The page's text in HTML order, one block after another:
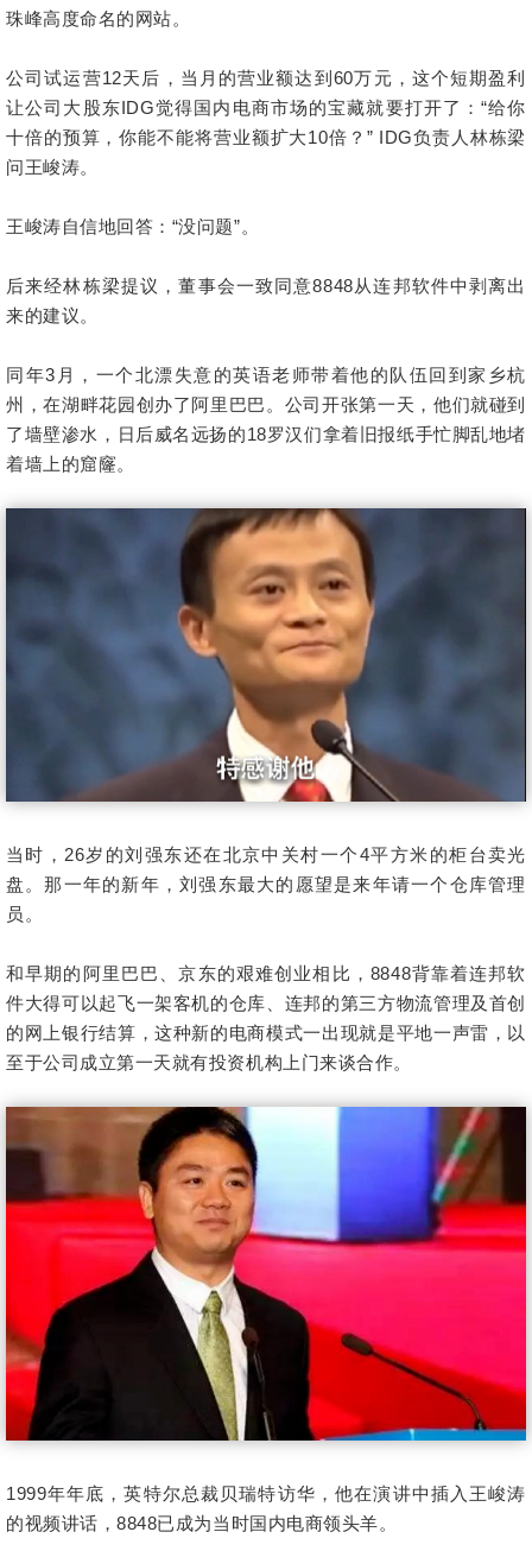
珠峰高度命名的网站。
公司试运营12天后，当月的营业额达到60万元，这个短期盈利
让公司大股东IDG觉得国内电商市场的宝藏就要打开了：“给你
十倍的预算，你能不能将营业额扩大10倍？” IDG负责人林栋梁
问王峻涛。
王峻涛自信地回答：“没问题”。
后来经林栋梁提议，董事会一致同意8848从连邦软件中剥离出
来的建议。
同年3月，一个北漂失意的英语老师带着他的队伍回到家乡杭
州，在湖畔花园创办了阿里巴巴。公司开张第一天，他们就碰到
了墙壁渗水，日后威名远扬的18罗汉们拿着旧报纸手忙脚乱地堵
着墙上的窟窿。
当时，26岁的刘强东还在北京中关村一个4平方米的柜台卖光
盘。那一年的新年，刘强东最大的愿望是来年请一个仓库管理
员。
和早期的阿里巴巴、京东的艰难创业相比，8848背靠着连邦软
件大得可以起飞一架客机的仓库、连邦的第三方物流管理及首创
的网上银行结算，这种新的电商模式一出现就是平地一声雷，以
至于公司成立第一天就有投资机构上门来谈合作。
1999年年底，英特尔总裁贝瑞特访华，他在演讲中插入王峻涛
的视频讲话，8848已成为当时国内电商领头羊。